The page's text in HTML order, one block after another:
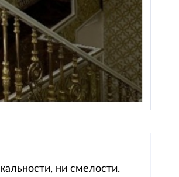
ни смелости.